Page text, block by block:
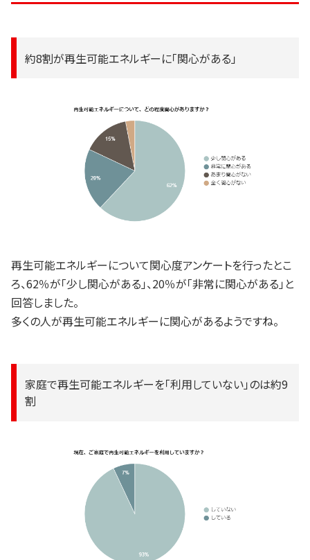
約8割が再生可能エネルギーに「関心がある」
再生可能エネルギーについて関心度アンケートを行ったとこ
ろ、62％が「少し関心がある」、20％が「非常に関心がある」と
回答しました。
多くの人が再生可能エネルギーに関心があるようですね。
家庭で再生可能エネルギーを「利用していない」のは約9
割